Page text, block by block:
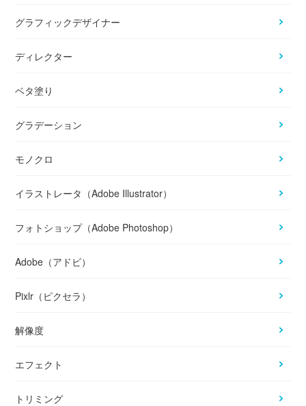
グラフィックデザイナー
ディレクター
ベタ塗り
グラデーション
モノクロ
イラストレータ（Adobe Illustrator）
フォトショップ（Adobe Photoshop）
Adobe（アドビ）
Pixlr（ピクセラ）
解像度
エフェクト
トリミング